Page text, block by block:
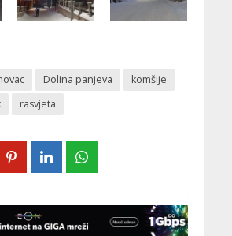
Dolina panjeva
komšije
rasvjeta